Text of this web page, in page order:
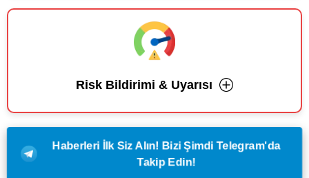
Risk Bildirimi & Uyarısı
Haberleri İlk Siz Alın! Bizi Şimdi Telegram'da
Takip Edin!